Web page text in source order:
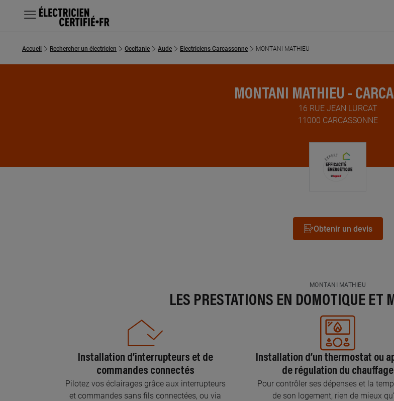
MENU
Chercher un électricien
Accueil Rechercher un électricien Occitanie Aude Electriciens Carcassonne MONTANI MATHIEU
MONTANI MATHIEU -
16 RUE JEAN LURCAT
11000 CARCASSONNE
Obtenir un devis
MONTANI MATHIEU
LES PRESTATIONS EN DOMOTIQUE ET
Installation d’interrupteurs et de
commandes connectés
Pilotez vos éclairages grâce aux interrupteurs
et commandes sans fils connectées, ou via
Installation d’un thermostat ou
de régulation du chauffage
Pour contrôler ses dépenses et la
de son logement, rien de mieux